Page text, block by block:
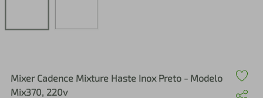
Mixer Cadence Mixture Haste Inox Preto - Modelo
Mix370, 220v